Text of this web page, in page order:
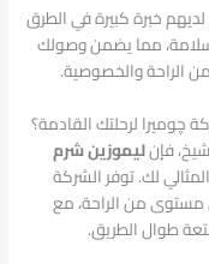
خبرة كبيرة في الطرق
مما يضمن وصولك
الراحة والخصوصية.
چوميرا لرحلتك القادمة؟
فإنليموزين شرم
لك. توفر الشركة
مستوى من الراحة، مع
طوال الطريق.